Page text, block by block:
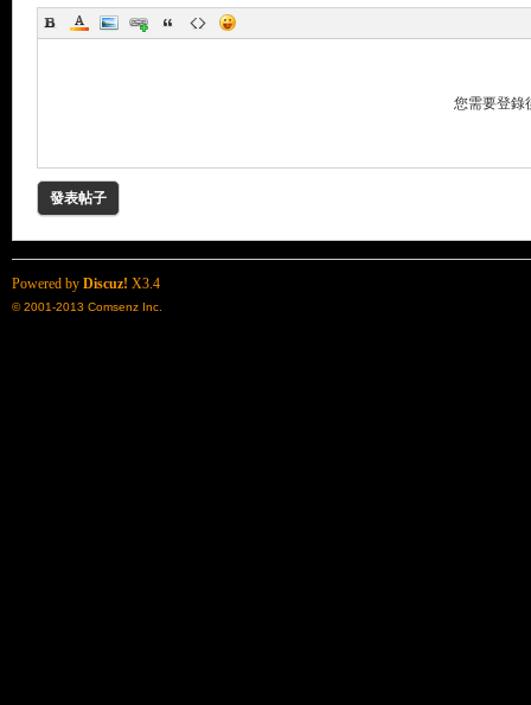
您需要登
發表帖子
Powered by Discuz! X3.4
© 2001-2013 Comsenz Inc.